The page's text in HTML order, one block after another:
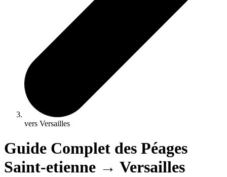
vers Versailles
Guide Complet des Péages
Saint-etienne → Versailles